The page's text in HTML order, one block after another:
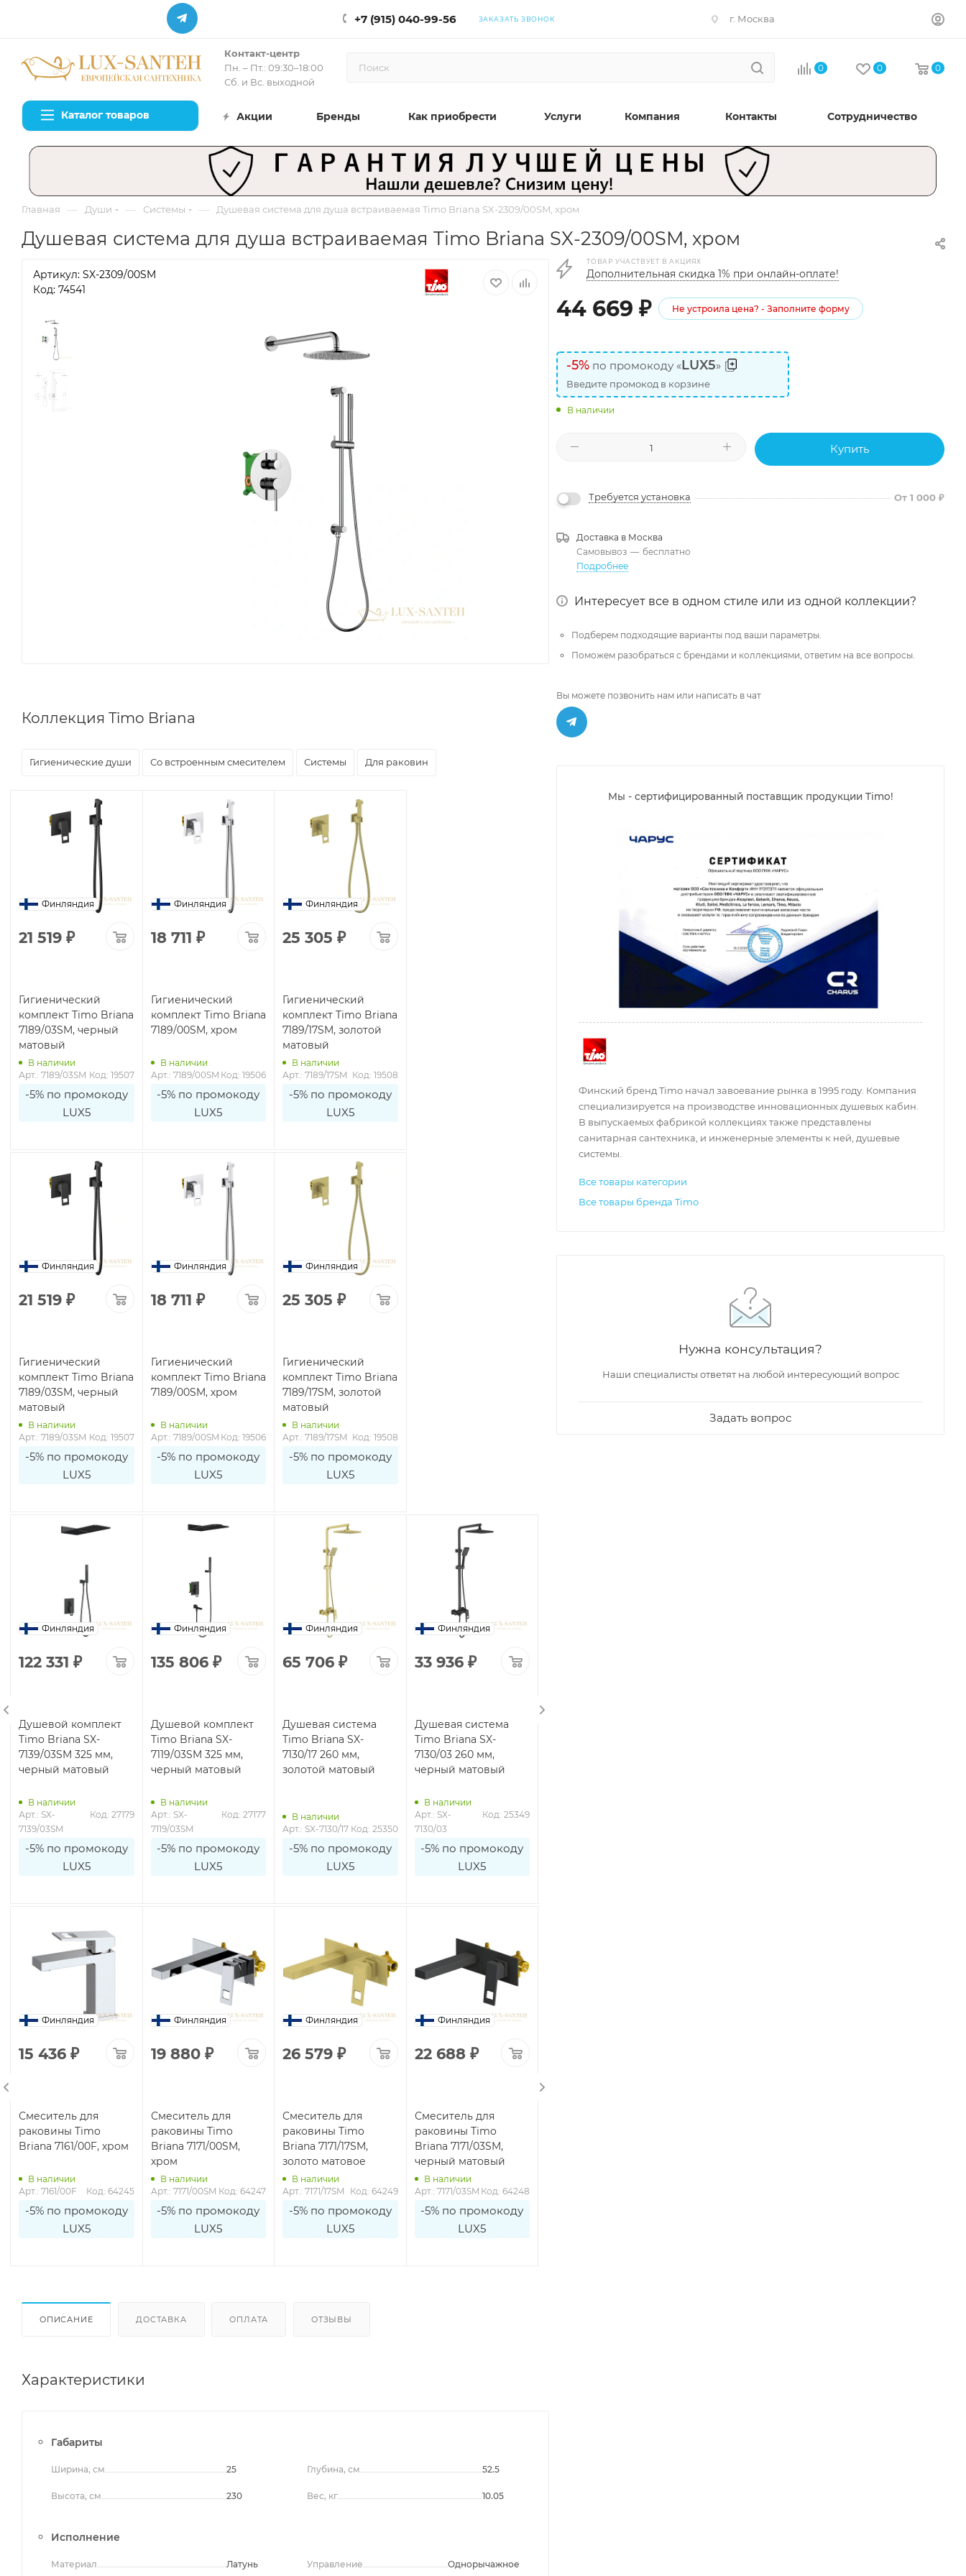
+7 (915) 040-99-56 ЗАКАЗАТЬ ЗВОНОК г. Москва
Контакт-центр
Пн. – Пт.: 09:30–18:00
Сб. и Вс. выходной
0 0 0
Каталог товаров Акции Бренды Как приобрести Услуги Компания Контакты Сотрудничество
Главная — Души — Системы — Душевая система для душа встраиваемая Timo Briana SX-2309/00SM, хром
Душевая система для душа встраиваемая Timo Briana SX-2309/00SM, хром
Артикул: SX-2309/00SM
Код: 74541
Коллекция Timo Briana
Гигиенические души Со встроенным смесителем Системы Для раковин
Финляндия
21 519 ₽
Гигиенический
комплект Timo Briana
7189/03SM, черный
матовый
В наличии
Арт.: 7189/03SM Код: 19507
-5% по промокоду
LUX5
Финляндия
18 711 ₽
Гигиенический
комплект Timo Briana
7189/00SM, хром
В наличии
Арт.: 7189/00SM Код: 19506
-5% по промокоду
LUX5
Финляндия
25 305 ₽
Гигиенический
комплект Timo Briana
7189/17SM, золотой
матовый
В наличии
Арт.: 7189/17SM Код: 19508
-5% по промокоду
LUX5
Финляндия
21 519 ₽
Гигиенический
комплект Timo Briana
7189/03SM, черный
матовый
В наличии
Арт.: 7189/03SM Код: 19507
-5% по промокоду
LUX5
Финляндия
18 711 ₽
Гигиенический
комплект Timo Briana
7189/00SM, хром
В наличии
Арт.: 7189/00SM Код: 19506
-5% по промокоду
LUX5
Финляндия
25 305 ₽
Гигиенический
комплект Timo Briana
7189/17SM, золотой
матовый
В наличии
Арт.: 7189/17SM Код: 19508
-5% по промокоду
LUX5
Финляндия
122 331 ₽
Душевой комплект
Timo Briana SX-
7139/03SM 325 мм,
черный матовый
В наличии
Арт.: SX-
7139/03SM
Код: 27179
-5% по промокоду
LUX5
Финляндия
135 806₽
Душевой комплект
Timo Briana SX-
7119/03SM 325 мм,
черный матовый
В наличии
Арт.: SX-
7119/03SM
Код: 27177
-5% по промокоду
LUX5
Финляндия
65 706 ₽
Душевая система
Timo Briana SX-
7130/17 260 мм,
золотой матовый
В наличии
Арт.: SX-7130/17 Код: 25350
-5% по промокоду
LUX5
Финляндия
33 936₽
Душевая система
Timo Briana SX-
7130/03 260 мм,
черный матовый
В наличии
Арт.: SX-
7130/03
Код: 25349
-5% по промокоду
LUX5
Финляндия
15 436 ₽
Смеситель для
раковины Timo
Briana 7161/00F, хром
В наличии
Арт.: 7161/00F
Код: 64245
-5% по промокоду
LUX5
Финляндия
19 880₽
Смеситель для
раковины Timo
Briana 7171/00SM,
хром
В наличии
Арт.: 7171/00SM Код: 64247
-5% по промокоду
LUX5
Финляндия
26 579 ₽
Смеситель для
раковины Timo
Briana 7171/17SM,
золото матовое
В наличии
Арт.: 7171/17SM
Код: 64249
-5% по промокоду
LUX5
Финляндия
22 688 ₽
Смеситель для
раковины Timo
Briana 7171/03SM,
черный матовый
В наличии
Арт.: 7171/03SM Код: 64248
-5% по промокоду
LUX5
ОПИСАНИЕ ДОСТАВКА ОПЛАТА ОТЗЫВЫ
Характеристики
Габариты
Ширина, см 25
Высота, см 230
Глубина, см 52.5
Вес, кг 10.05
Исполнение
Материал Латунь Управление Однорычажное
ТОВАР УЧАСТВУЕТ В АКЦИЯХ
Дополнительная скидка 1% при онлайн-оплате!
44 669 ₽ Не устроила цена? - Заполните форму
-5% по промокоду «LUX5»
Введите промокод в корзине
В наличии
Купить
Требуется установка От 1 000 ₽
Доставка в Москва
Самовывоз — бесплатно
Подробнее
Интересует все в одном стиле или из одной коллекции?
Подберем подходящие варианты под ваши параметры.
Поможем разобраться с брендами и коллекциями, ответим на все вопросы.
Вы можете позвонить нам или написать в чат
Мы - сертифицированный поставщик продукции Timo!
Финский бренд Timo начал завоевание рынка в 1995 году. Компания
специализируется на производстве инновационных душевых кабин.
В выпускаемых фабрикой коллекциях также представлены
санитарная сантехника, и инженерные элементы к ней, душевые
системы.
Все товары категории
Все товары бренда Timo
Нужна консультация?
Наши специалисты ответят на любой интересующий вопрос
Задать вопрос